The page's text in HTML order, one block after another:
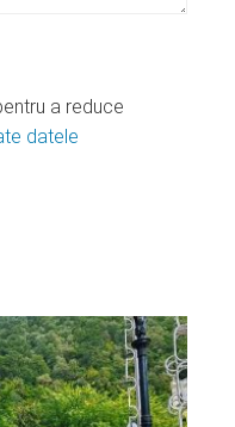
a reduce
datele